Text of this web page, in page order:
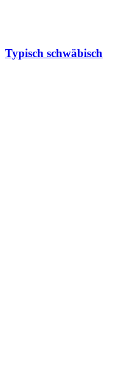
Typisch schwäbisch